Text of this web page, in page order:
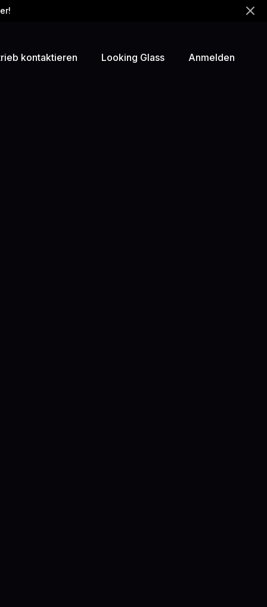
kontaktieren Looking Glass Anmelden